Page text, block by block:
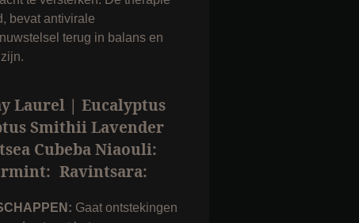
bevat antivirale
terug in balans en
Laurel | Eucalyptus
Smithii Lavender
Cubeba Niaouli:
Ravintsara:
Gaat ontstekingen